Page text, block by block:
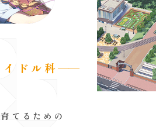
イドル科──
てるための